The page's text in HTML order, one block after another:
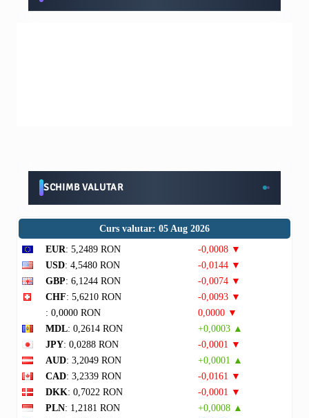
SCHIMB VALUTAR
Curs valutar: 05 Aug 2026
EUR: 5,2489 RON
-0,0008 ▼
USD: 4,5480 RON
-0,0144 ▼
GBP: 6,1244 RON
-0,0074 ▼
CHF: 5,6210 RON
-0,0093 ▼
: 0,0000 RON
0,0000 ▼
MDL: 0,2614 RON
+0,0003 ▲
JPY: 0,0288 RON
-0,0001 ▼
AUD: 3,2049 RON
+0,0001 ▲
CAD: 3,2339 RON
-0,0161 ▼
DKK: 0,7022 RON
-0,0001 ▼
PLN: 1,2181 RON
+0,0008 ▲